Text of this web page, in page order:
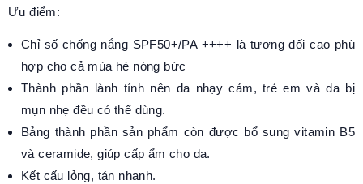
Ưu điểm:
Chỉ số chống nắng SPF50+/PA ++++ là tương đối cao phù
hợp cho cả mùa hè nóng bức
Thành phần lành tính nên da nhạy cảm, trẻ em và da bị
mụn nhẹ đều có thể dùng.
Bảng thành phần sản phẩm còn được bổ sung vitamin B5
và ceramide, giúp cấp ẩm cho da.
Kết cấu lỏng, tán nhanh.